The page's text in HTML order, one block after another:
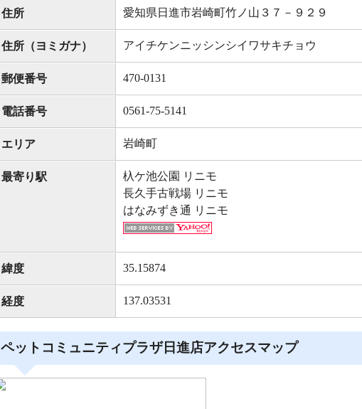
住所 愛知県日進市岩崎町竹ノ山３７－９２９
住所（ヨミガナ） アイチケンニッシンシイワサキチョウ
郵便番号 470-0131
電話番号 0561-75-5141
エリア 岩崎町
最寄り駅
杁ケ池公園 リニモ
長久手古戦場 リニモ
はなみずき通 リニモ
緯度 35.15874
経度 137.03531
ペットコミュニティプラザ日進店アクセスマップ